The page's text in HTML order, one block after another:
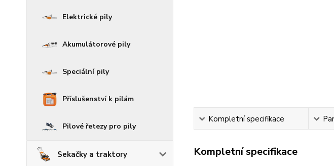
Elektrické pily
Akumulátorové pily
Speciální pily
Příslušenství k pilám
Pilové řetezy pro pily
Sekačky a traktory
Kompletní specifikace
Kompletní specifikace